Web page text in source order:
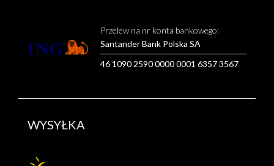
Przelew na nr konta bankowego:
Santander Bank Polska SA
46 1090 2590 0000 0001 6357 3567
WYSYŁKA